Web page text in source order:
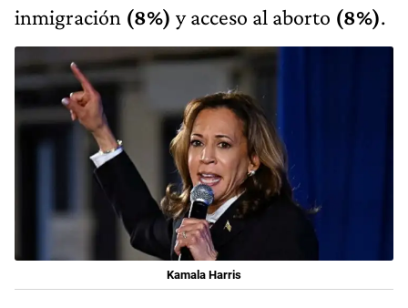
inmigración (8%) y acceso al aborto (8%).
Kamala Harris